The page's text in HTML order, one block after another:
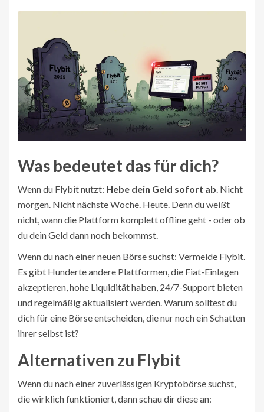
Was bedeutet das für dich?
Wenn du Flybit nutzt: Hebe dein Geld sofort ab . Nicht
morgen. Nicht nächste Woche. Heute. Denn du weißt
nicht, wann die Plattform komplett offline geht - oder ob
du dein Geld dann noch bekommst.
Wenn du nach einer neuen Börse suchst: Vermeide Flybit.
Es gibt Hunderte andere Plattformen, die Fiat-Einlagen
akzeptieren, hohe Liquidität haben, 24/7-Support bieten
und regelmäßig aktualisiert werden. Warum solltest du
dich für eine Börse entscheiden, die nur noch ein Schatten
ihrer selbst ist?
Alternativen zu Flybit
Wenn du nach einer zuverlässigen Kryptobörse suchst,
die wirklich funktioniert, dann schau dir diese an: